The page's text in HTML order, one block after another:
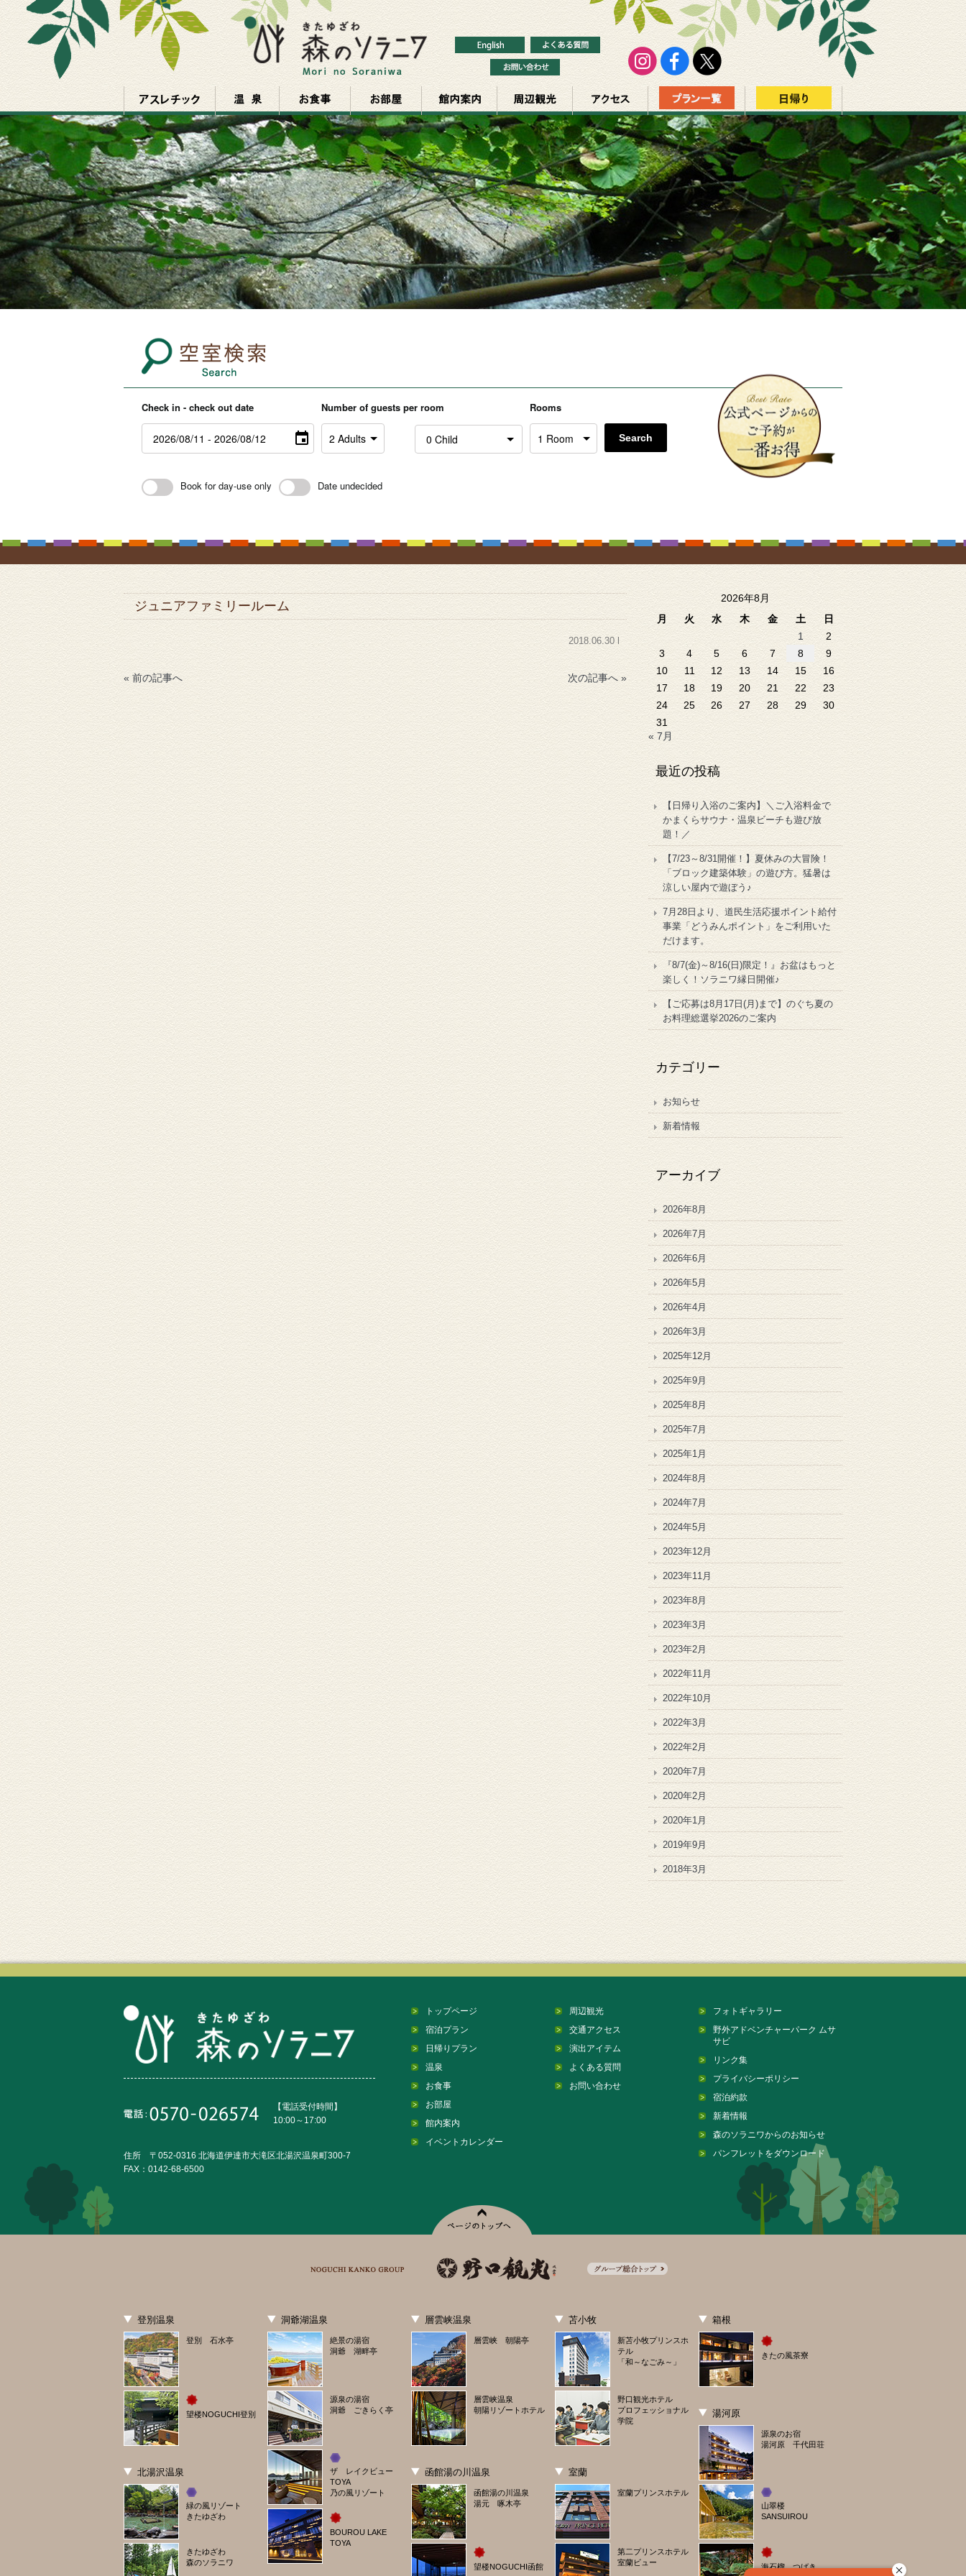
Check in - check out date Number of guests per room Rooms
Search
Book for day-use only Date undecided
ジュニアファミリールーム
2018.06.30 l
« 前の記事へ 次の記事へ »
2026年8月
月
火 水 木 金 土
日
1
2
3
4 5 6 7 8
9
10
11 12 13 14 15
16
17
18 19 20 21 22
23
24
25 26 27 28 29
30
31
« 7月
最近の投稿
【日帰り入浴のご案内】＼ご入浴料金で
かまくらサウナ・温泉ビーチも遊び放
題！／
【7/23～8/31開催！】夏休みの大冒険！
「ブロック建築体験」の遊び方。猛暑は
涼しい屋内で遊ぼう♪
7月28日より、道民生活応援ポイント給付
事業「どうみんポイント」をご利用いた
だけます。
『8/7(金)～8/16(日)限定！』お盆はもっと
楽しく！ソラニワ縁日開催♪
【ご応募は8月17日(月)まで】のぐち夏の
お料理総選挙2026のご案内
カテゴリー
お知らせ
新着情報
アーカイブ
2026年8月
2026年7月
2026年6月
2026年5月
2026年4月
2026年3月
2025年12月
2025年9月
2025年8月
2025年7月
2025年1月
2024年8月
2024年7月
2024年5月
2023年12月
2023年11月
2023年8月
2023年3月
2023年2月
2022年11月
2022年10月
2022年3月
2022年2月
2020年7月
2020年2月
2020年1月
2019年9月
2018年3月
【電話受付時間】
10:00～17:00
住所 〒052-0316 北海道伊達市大滝区北湯沢温泉町300-7
FAX：0142-68-6500
トップページ
宿泊プラン
日帰りプラン
温泉
お食事
お部屋
館内案内
イベントカレンダー
周辺観光
交通アクセス
演出アイテム
よくある質問
お問い合わせ
フォトギャラリー
野外アドベンチャーパーク ムサ
サビ
リンク集
プライバシーポリシー
宿泊約款
新着情報
森のソラニワからのお知らせ
パンフレットをダウンロード
登別温泉
登別 石水亭
望楼NOGUCHI登別
北湯沢温泉
緑の風リゾート
きたゆざわ
きたゆざわ
森のソラニワ
洞爺湖温泉
絶景の湯宿
洞爺 湖畔亭
源泉の湯宿
洞爺 ごきらく亭
ザ　レイクビュー
TOYA
乃の風リゾート
BOUROU LAKE
TOYA
層雲峡温泉
層雲峡 朝陽亭
層雲峡温泉
朝陽リゾートホテル
函館湯の川温泉
函館湯の川温泉
湯元 啄木亭
望楼NOGUCHI函館
苫小牧
新苫小牧プリンスホ
テル
「和～なごみ～」
野口観光ホテル
プロフェッショナル
学院
室蘭
室蘭プリンスホテル
第二プリンスホテル
室蘭ビュー
箱根
きたの風茶寮
湯河原
源泉のお宿
湯河原 千代田荘
山翠楼
SANSUIROU
海石榴 つばき